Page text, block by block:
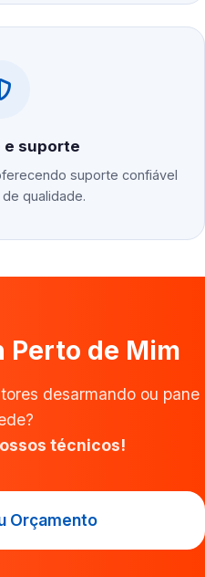
e suporte
suporte confiável
qualidade.
Perto de Mim
desarmando ou pane
técnicos!
Orçamento